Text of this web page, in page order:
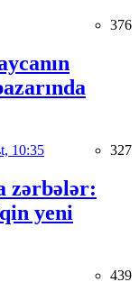
376
10:35 327
zərbələr:
yeni
439